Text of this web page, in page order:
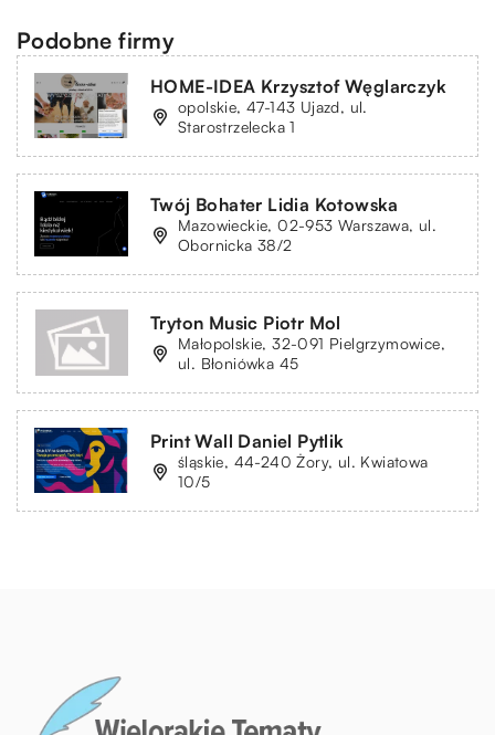
Podobne firmy
HOME-IDEA Krzysztof Węglarczyk
opolskie, 47-143 Ujazd, ul.
Starostrzelecka 1
Twój Bohater Lidia Kotowska
Mazowieckie, 02-953 Warszawa, ul.
Obornicka 38/2
Tryton Music Piotr Mol
Małopolskie, 32-091 Pielgrzymowice,
ul. Błoniówka 45
Print Wall Daniel Pytlik
śląskie, 44-240 Żory, ul. Kwiatowa
10/5